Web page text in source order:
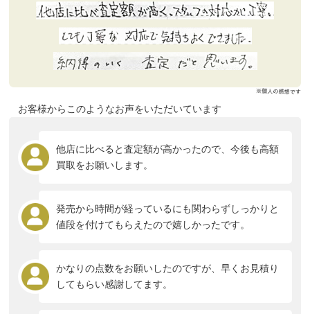
お客様からこのようなお声をいただいています
他店に比べると査定額が高かったので、今後も高額
買取をお願いします。
発売から時間が経っているにも関わらずしっかりと
値段を付けてもらえたので嬉しかったです。
かなりの点数をお願いしたのですが、早くお見積り
してもらい感謝してます。